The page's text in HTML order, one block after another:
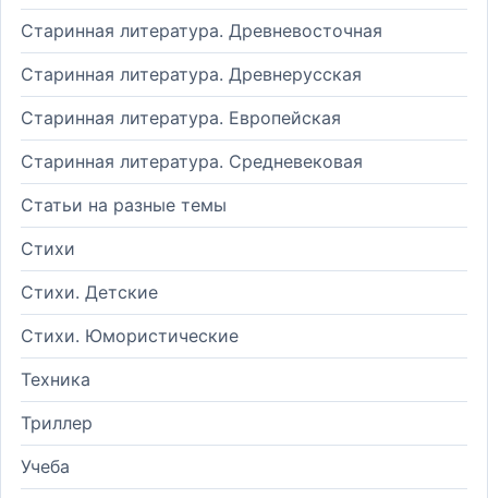
Старинная литература. Древневосточная
Старинная литература. Древнерусская
Старинная литература. Европейская
Старинная литература. Средневековая
Статьи на разные темы
Стихи
Стихи. Детские
Стихи. Юмористические
Техника
Триллер
Учеба